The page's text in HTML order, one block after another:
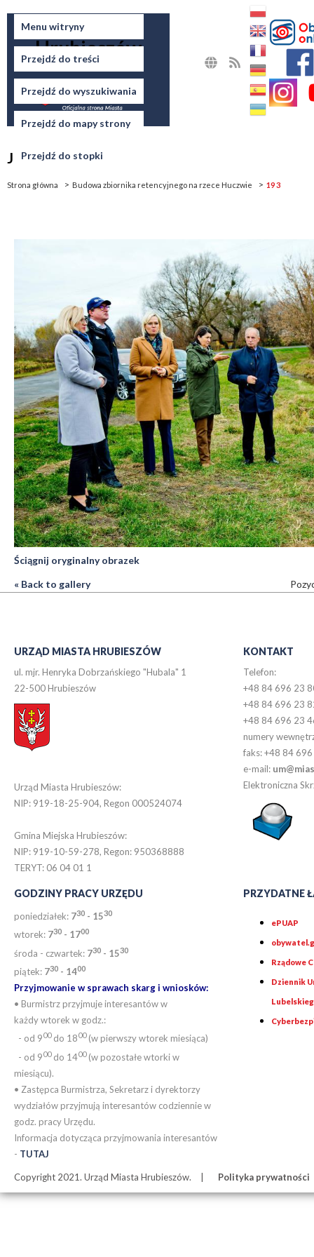
Menu witryny
Przejdź do treści
Przejdź do wyszukiwania
Przejdź do mapy strony
Przejdź do stopki
Miasto
Hrubieszów
Jesteś tutaj
Strona główna Budowa zbiornika retencyjnego na rzece Huczwie 19 3
Ściągnij oryginalny obrazek
« Back to gallery
URZĄD MIASTA HRUBIESZÓW
ul. mjr. Henryka Dobrzańskiego "Hubala" 1
22-500 Hrubieszów
Urząd Miasta Hrubieszów:
NIP: 919-18-25-904, Regon 000524074
Gmina Miejska Hrubieszów:
NIP: 919-10-59-278, Regon: 950368888
TERYT: 06 04 01 1
KONTAKT
Telefon:
+48 84 696 23
+48 84 696 23
+48 84 696 23
numery
faks: +48 84
e-mail:
Elektroniczna
GODZINY PRACY URZĘDU
poniedziałek: 730 - 1530
wtorek: 730 - 1700
środa - czwartek: 730 - 1530
piątek: 730 - 1400
Przyjmowanie w sprawach skarg i wniosków:
• Burmistrz przyjmuje interesantów w
każdy wtorek w godz.:
- od 900do 1800(w pierwszy wtorek miesiąca)
- od 900do 1400(w pozostałe wtorki w
miesiącu).
• Zastępca Burmistrza, Sekretarz i dyrektorzy
wydziałów przyjmują interesantów codziennie w
godz. pracy Urzędu.
Informacja dotycząca przyjmowania interesantów
- TUTAJ
PRZYDATNE
ePUAP
Rządowe
Dziennik
Copyright 2021. Urząd Miasta Hrubieszów. Polityka prywatności